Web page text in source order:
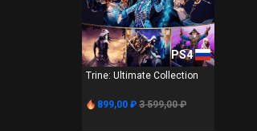
PS4
Trine: Ultimate Collection
899,00 ₽ 3 599,00 ₽